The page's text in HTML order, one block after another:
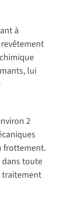
à
revêtement
lui
2
frottement.
dans toute
traitement